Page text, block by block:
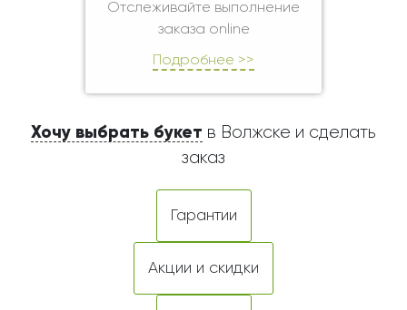
Отслеживайте выполнение
заказа online
Подробнее >>
Хочу выбрать букет в Волжске и сделать
заказ
Гарантии
Акции и скидки